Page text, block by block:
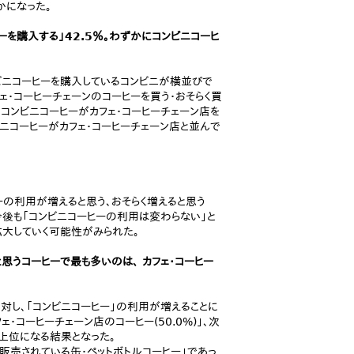
なった。
を購入する」42.5％。わずかにコンビニコーヒ
コーヒーを購入しているコンビニが横並びで
コーヒーチェーンのコーヒーを買う・おそらく買
ンビニコーヒーがカフェ・コーヒーチェーン店を
ーヒーがカフェ・コーヒーチェーン店と並んで
利用が増えると思う、おそらく増えると思う
も「コンビニコーヒーの利用は変わらない」と
していく可能性がみられた。
コーヒーで最も多いのは、 カフェ・コーヒー
、「コンビニコーヒー」の利用が増えることに
・コーヒーチェーン店のコーヒー(50.0%)」、次
位になる結果となった。